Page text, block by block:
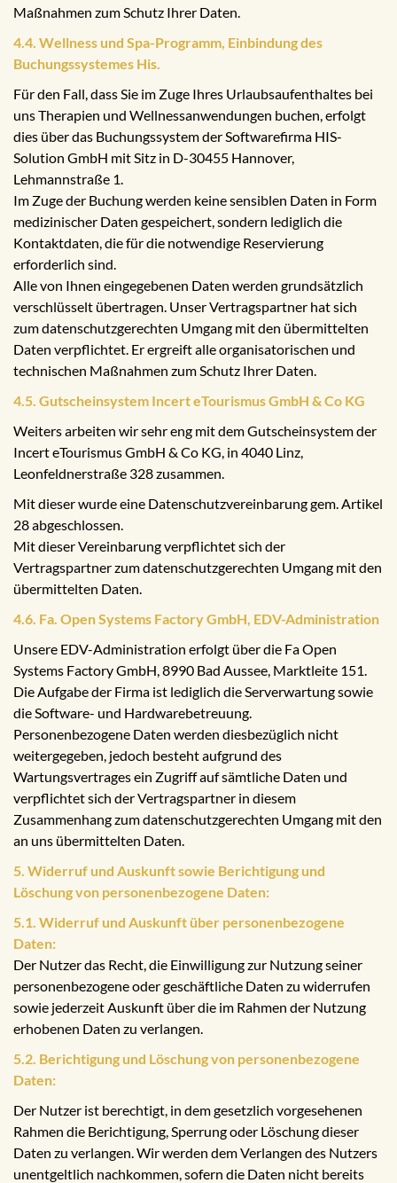
Maßnahmen zum Schutz Ihrer Daten.
4.4. Wellness und Spa-Programm, Einbindung des
Buchungssystemes His.
Für den Fall, dass Sie im Zuge Ihres Urlaubsaufenthaltes bei
uns Therapien und Wellnessanwendungen buchen, erfolgt
dies über das Buchungssystem der Softwarefirma HIS-
Solution GmbH mit Sitz in D-30455 Hannover,
Lehmannstraße 1.
Im Zuge der Buchung werden keine sensiblen Daten in Form
medizinischer Daten gespeichert, sondern lediglich die
Kontaktdaten, die für die notwendige Reservierung
erforderlich sind.
Alle von Ihnen eingegebenen Daten werden grundsätzlich
verschlüsselt übertragen. Unser Vertragspartner hat sich
zum datenschutzgerechten Umgang mit den übermittelten
Daten verpflichtet. Er ergreift alle organisatorischen und
technischen Maßnahmen zum Schutz Ihrer Daten.
4.5. Gutscheinsystem Incert eTourismus GmbH & Co KG
Weiters arbeiten wir sehr eng mit dem Gutscheinsystem der
Incert eTourismus GmbH & Co KG, in 4040 Linz,
Leonfeldnerstraße 328 zusammen.
Mit dieser wurde eine Datenschutzvereinbarung gem. Artikel
28 abgeschlossen.
Mit dieser Vereinbarung verpflichtet sich der
Vertragspartner zum datenschutzgerechten Umgang mit den
übermittelten Daten.
4.6. Fa. Open Systems Factory GmbH, EDV-Administration
Unsere EDV-Administration erfolgt über die Fa Open
Systems Factory GmbH, 8990 Bad Aussee, Marktleite 151.
Die Aufgabe der Firma ist lediglich die Serverwartung sowie
die Software- und Hardwarebetreuung.
Personenbezogene Daten werden diesbezüglich nicht
weitergegeben, jedoch besteht aufgrund des
Wartungsvertrages ein Zugriff auf sämtliche Daten und
verpflichtet sich der Vertragspartner in diesem
Zusammenhang zum datenschutzgerechten Umgang mit den
an uns übermittelten Daten.
5. Widerruf und Auskunft sowie Berichtigung und
Löschung von personenbezogene Daten:
5.1. Widerruf und Auskunft über personenbezogene
Daten:
Der Nutzer das Recht, die Einwilligung zur Nutzung seiner
personenbezogene oder geschäftliche Daten zu widerrufen
sowie jederzeit Auskunft über die im Rahmen der Nutzung
erhobenen Daten zu verlangen.
5.2. Berichtigung und Löschung von personenbezogene
Daten:
Der Nutzer ist berechtigt, in dem gesetzlich vorgesehenen
Rahmen die Berichtigung, Sperrung oder Löschung dieser
Daten zu verlangen. Wir werden dem Verlangen des Nutzers
unentgeltlich nachkommen, sofern die Daten nicht bereits